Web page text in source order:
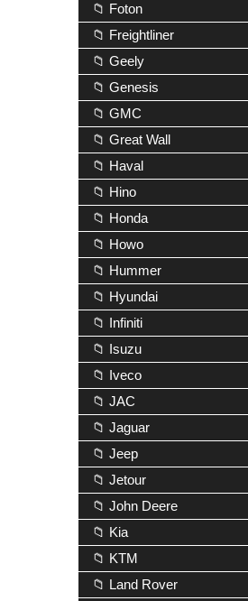
📁 Foton
📁 Freightliner
📁 Geely
📁 Genesis
📁 GMC
📁 Great Wall
📁 Haval
📁 Hino
📁 Honda
📁 Howo
📁 Hummer
📁 Hyundai
📁 Infiniti
📁 Isuzu
📁 Iveco
📁 JAC
📁 Jaguar
📁 Jeep
📁 Jetour
📁 John Deere
📁 Kia
📁 KTM
📁 Land Rover